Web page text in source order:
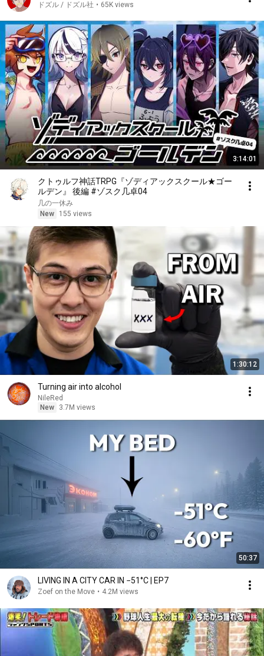
ドズル / ドズル社 • 65K views
3:14:01
クトゥルフ神話TRPG『ゾディアックスクール★ゴー
ルデン』 後編 #ゾスク几卓04
几の一休み
New
155 views
1:30:12
Turning air into alcohol
NileRed
New
3.7M views
50:37
LIVING IN A CITY CAR IN −51°C | EP7
Zoef on the Move • 4.2M views